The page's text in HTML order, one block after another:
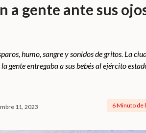
a gente ante sus
humo, sangre y sonidos de gritos. La
entregaba a sus bebés al ejército
11, 2023 6 Minuto de